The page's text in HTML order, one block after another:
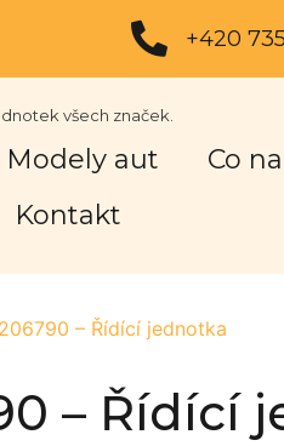
+420
všech značek.
Modely aut
Co
Kontakt
– Řídící jednotka
– Řídící